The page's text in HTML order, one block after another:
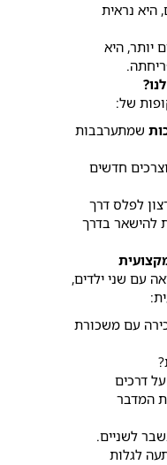
היא נראית
יותר, היא
של:
שמתערבבות
וצרכים חדשים
לפלס דרך
להישאר בדרך
עם שני ילדים,
עם משכורת
דרכים
המדבר
לשניים.
לגלות